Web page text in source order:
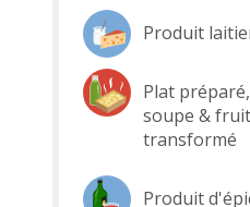
Produit
Plat préparé,
soupe & fruit
transformé
Produit